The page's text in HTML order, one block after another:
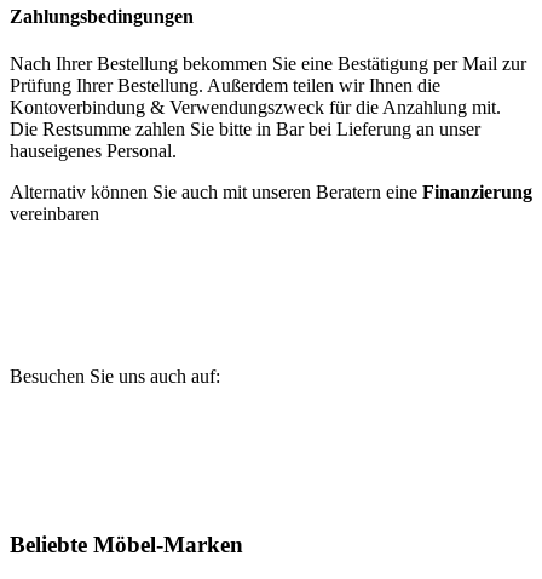
Zahlungsbedingungen
Nach Ihrer Bestellung bekommen Sie eine Bestätigung per Mail zur
Prüfung Ihrer Bestellung. Außerdem teilen wir Ihnen die
Kontoverbindung & Verwendungszweck für die Anzahlung mit.
Die Restsumme zahlen Sie bitte in Bar bei Lieferung an unser
hauseigenes Personal.
Alternativ können Sie auch mit unseren Beratern eine Finanzierung
vereinbaren
Besuchen Sie uns auch auf:
Beliebte Möbel-Marken